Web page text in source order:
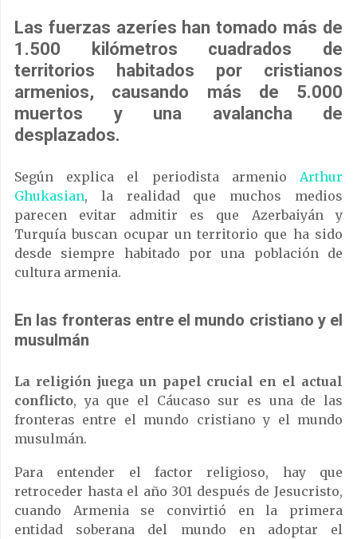
Las fuerzas azeríes han tomado más de
1.500 kilómetros cuadrados de
territorios habitados por cristianos
armenios, causando más de 5.000
muertos y una avalancha de
desplazados.
Según explica el periodista armenio Arthur
Ghukasian, la realidad que muchos medios
parecen evitar admitir es que Azerbaiyán y
Turquía buscan ocupar un territorio que ha sido
desde siempre habitado por una población de
cultura armenia.
En las fronteras entre el mundo cristiano y el
musulmán
La religión juega un papel crucial en el actual
conflicto, ya que el Cáucaso sur es una de las
fronteras entre el mundo cristiano y el mundo
musulmán.
Para entender el factor religioso, hay que
retroceder hasta el año 301 después de Jesucristo,
cuando Armenia se convirtió en la primera
entidad soberana del mundo en adoptar el